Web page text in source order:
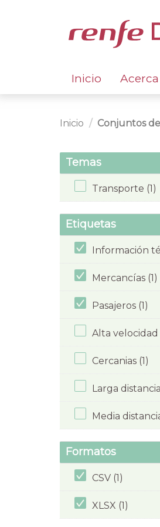
Inicio
Inicio Conjuntos
Temas
Transporte (1)
Etiquetas
Información
Mercancías (1)
Pasajeros (1)
Alta velocidad
Cercanias (1)
Larga distancia
Media
Formatos
CSV (1)
XLSX (1)